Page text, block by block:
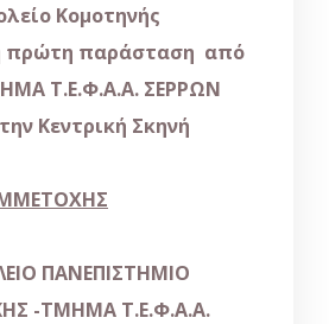
Κομοτηνής
πρώτη παράσταση από
Τ.Ε.Φ.Α.Α. ΣΕΡΡΩΝ
Κεντρική Σκηνή
ΠΑΝΕΠΙΣΤΗΜΙΟ
-ΤΜΗΜΑ Τ.Ε.Φ.Α.Α.